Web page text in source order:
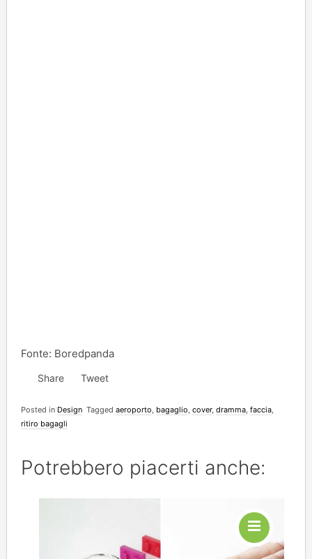
Fonte: Boredpanda
Share Tweet
Posted in Design Tagged aeroporto, bagaglio, cover, dramma, faccia,
ritiro bagagli
Potrebbero piacerti anche: